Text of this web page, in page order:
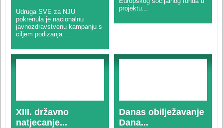
Udruga SVE za NJU
pokrenula je nacionalnu
javnozdravstvenu kampanju s
ciljem podizanja...
projektu...
XIII. državno
natjecanje...
Danas obilježavanje
Dana...